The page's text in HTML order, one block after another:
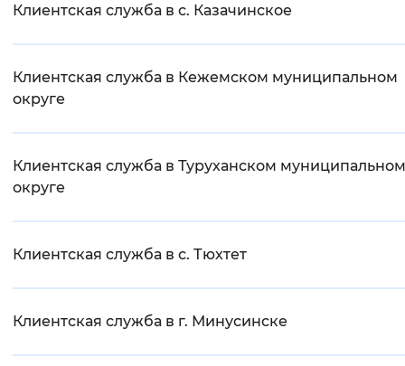
Клиентская служба в с. Казачинское
Клиентская служба в Кежемском муниципальном
округе
Клиентская служба в Туруханском муниципальном
округе
Клиентская служба в с. Тюхтет
Клиентская служба в г. Минусинске